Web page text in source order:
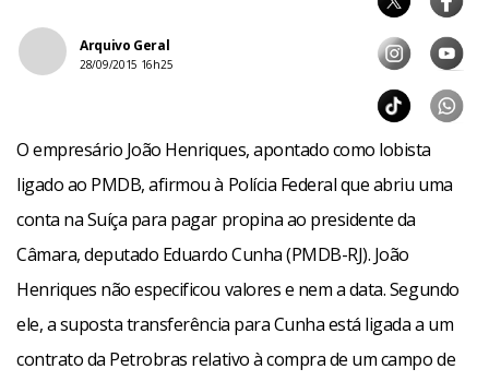
Arquivo Geral
28/09/2015 16h25
O empresário João Henriques, apontado como lobista
ligado ao PMDB, afirmou à Polícia Federal que abriu uma
conta na Suíça para pagar propina ao presidente da
Câmara, deputado Eduardo Cunha (PMDB-RJ). João
Henriques não especificou valores e nem a data. Segundo
ele, a suposta transferência para Cunha está ligada a um
contrato da Petrobras relativo à compra de um campo de